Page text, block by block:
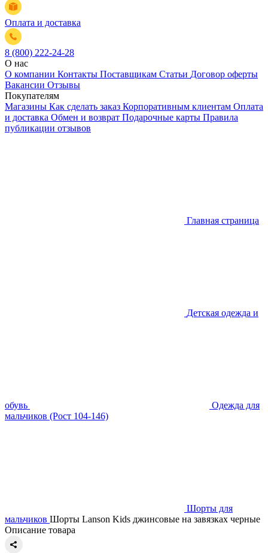
Оплата и доставка
8 (800) 222-24-28
О нас
О компании Контакты Поставщикам Статьи Договор оферты
Вакансии Отзывы
Покупателям
Магазины Как сделать заказ Корпоративным клиентам Оплата
и доставка Обмен и возврат Подарочные карты Правила
публикации отзывов
Главная страница
Детская одежда и
обувь
Одежда для
мальчиков (Рост 104-146)
Шорты для
мальчиков Шорты Lanson Kids джинсовые на завязках черные
Описание товара